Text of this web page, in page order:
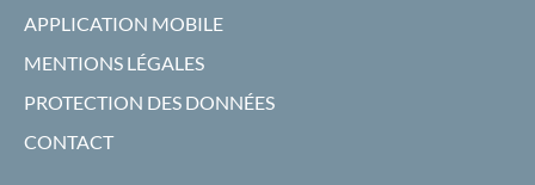
APPLICATION MOBILE
MENTIONS LÉGALES
PROTECTION DES DONNÉES
CONTACT